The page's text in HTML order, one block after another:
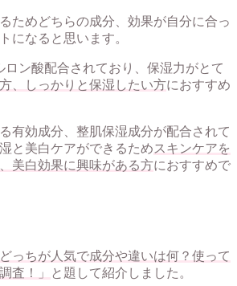
ためどちらの成分、効果が自分に合っ
になると思います。
ロン酸配合されており、保湿力がとて
、しっかりと保湿したい方におすすめ
有効成分、整肌保湿成分が配合されて
と美白ケアができるためスキンケアを
美白効果に興味がある方におすすめで
どっちが人気で成分や違いは何？使って
査！」
と題して紹介しました。